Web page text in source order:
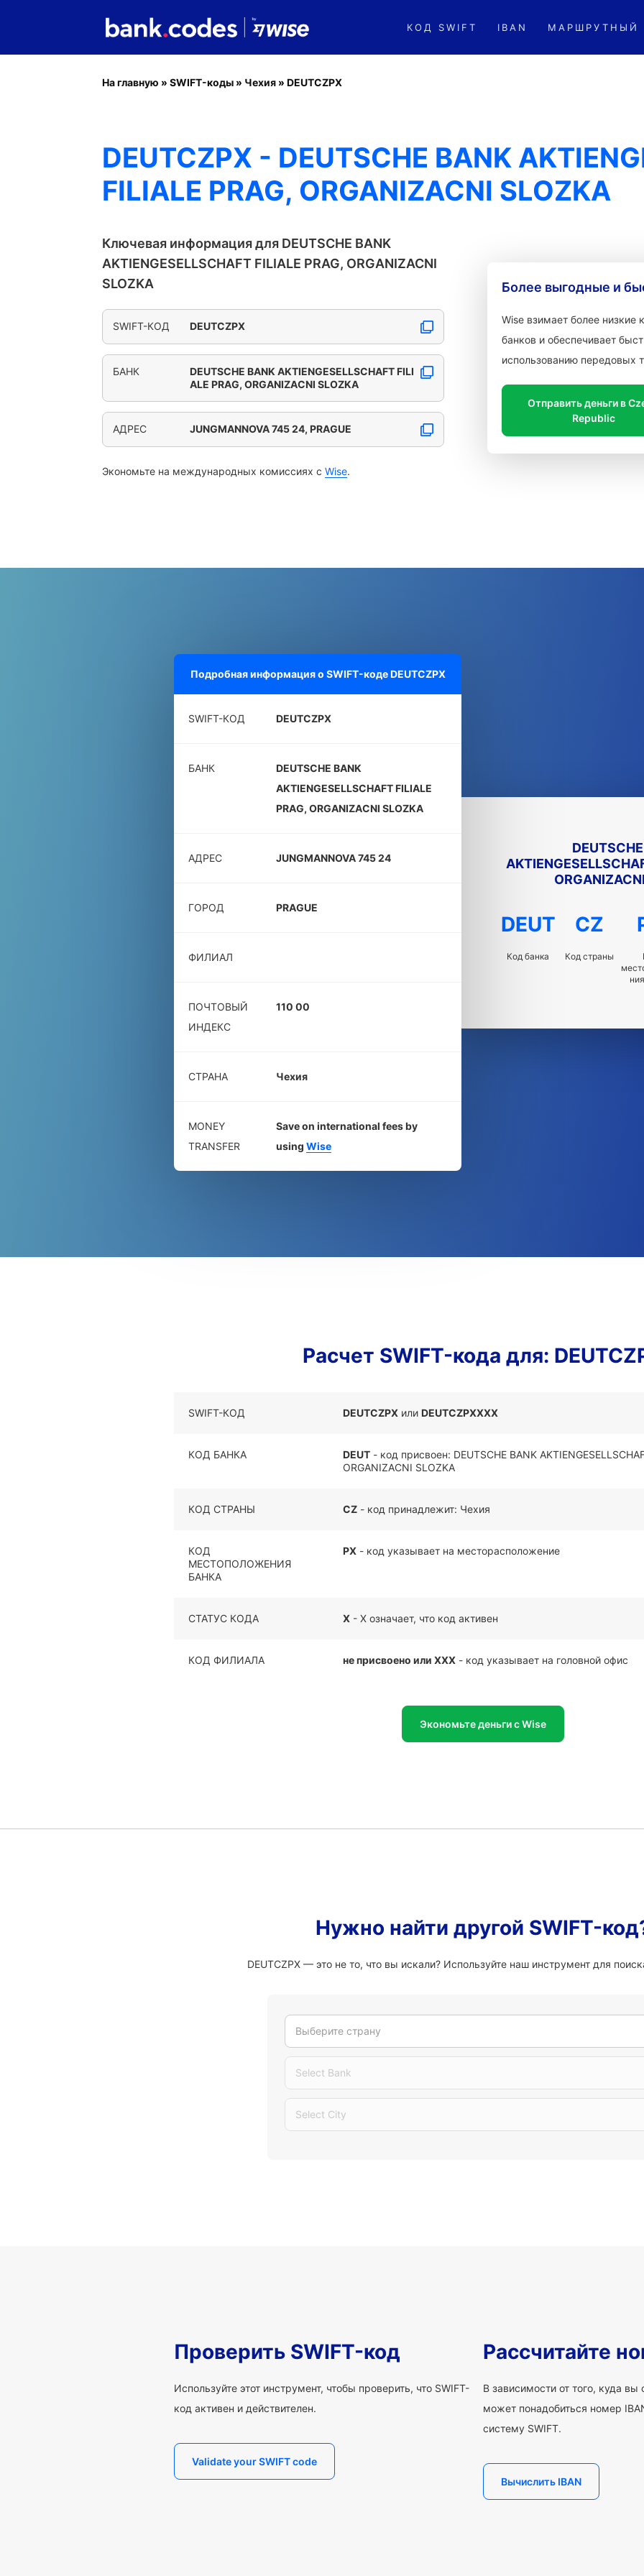
КОД SWIFT IBAN МАРШРУТНЫЙ
На главную » SWIFT-коды » Чехия » DEUTCZPX
DEUTCZPX - DEUTSCHE BANK
FILIALE PRAG, ORGANIZACNI SLOZKA
Ключевая информация для DEUTSCHE BANK
AKTIENGESELLSCHAFT FILIALE PRAG, ORGANIZACNI
SLOZKA
SWIFT-КОД DEUTCZPX
БАНК
DEUTSCHE BANK AKTIENGESELLSCHAFT FILI
ALE PRAG, ORGANIZACNI SLOZKA
АДРЕС JUNGMANNOVA 745 24, PRAGUE
Экономьте на международных комиссиях с Wise.
Более выгодные и
Wise взимает более
банков и обеспечивает
использованию передовых
Отправить деньги в
Republic
Подробная информация о SWIFT-кодеDEUTCZPX
SWIFT-КОД DEUTCZPX
БАНК
DEUTSCHE BANK
AKTIENGESELLSCHAFT FILIALE
PRAG, ORGANIZACNI SLOZKA
АДРЕС JUNGMANNOVA 745 24
ГОРОД PRAGUE
ФИЛИАЛ
ПОЧТОВЫЙ
ИНДЕКС
110 00
СТРАНА Чехия
MONEY
TRANSFER
Save on international fees by
using Wise
DEUT
Код банка
CZ
Код страны
Расчет SWIFT-кода для:
SWIFT-КОД DEUTCZPX или DEUTCZPXXXX
КОД БАНКА DEUT - код присвоен: DEUTSCHE BANK
ORGANIZACNI SLOZKA
КОД СТРАНЫ CZ - код принадлежит: Чехия
КОД
МЕСТОПОЛОЖЕНИЯ
БАНКА
PX - код указывает на месторасположение
СТАТУС КОДА X - X означает, что код активен
КОД ФИЛИАЛА не присвоено или XXX - код указывает на головной офис
Экономьте деньги с Wise
Нужно найти другой SWIFT-
DEUTCZPX — это не то, что вы искали? Используйте наш инструмент для
Выберите страну
Select Bank
Select City
Проверить SWIFT-код
Используйте этот инструмент, чтобы проверить, что SWIFT-
код активен и действителен.
Validate your SWIFT code
Рассчитайте
В зависимости от того, куда вы
может понадобиться номер
систему SWIFT.
Вычислить IBAN